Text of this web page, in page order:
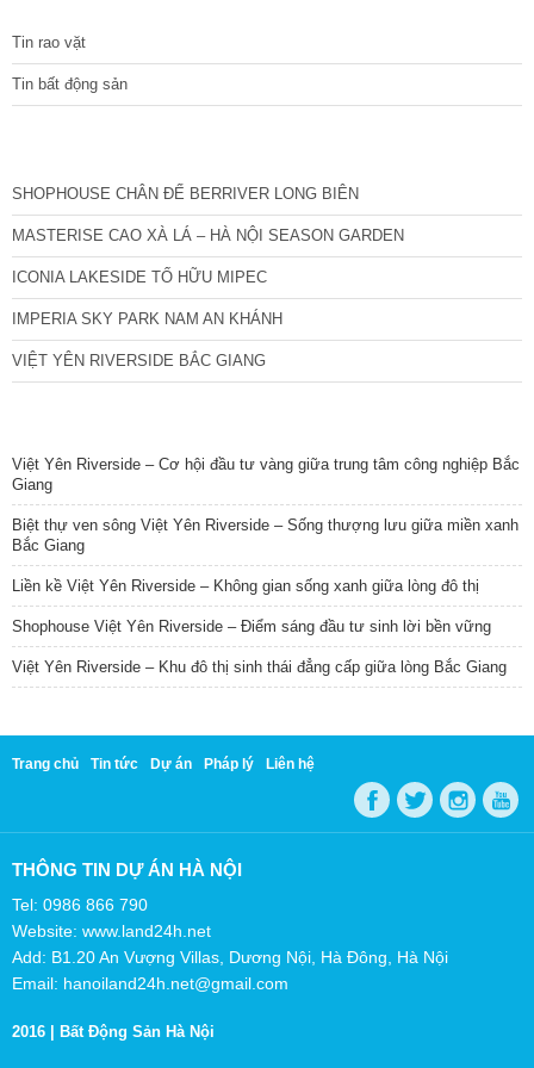
Tin rao vặt
Tin bất động sản
SHOPHOUSE CHÂN ĐẾ BERRIVER LONG BIÊN
MASTERISE CAO XÀ LÁ – HÀ NỘI SEASON GARDEN
ICONIA LAKESIDE TỐ HỮU MIPEC
IMPERIA SKY PARK NAM AN KHÁNH
VIỆT YÊN RIVERSIDE BẮC GIANG
Việt Yên Riverside – Cơ hội đầu tư vàng giữa trung tâm công nghiệp Bắc
Giang
Biệt thự ven sông Việt Yên Riverside – Sống thượng lưu giữa miền xanh
Bắc Giang
Liền kề Việt Yên Riverside – Không gian sống xanh giữa lòng đô thị
Shophouse Việt Yên Riverside – Điểm sáng đầu tư sinh lời bền vững
Việt Yên Riverside – Khu đô thị sinh thái đẳng cấp giữa lòng Bắc Giang
Trang chủ Tin tức Dự án Pháp lý Liên hệ
THÔNG TIN DỰ ÁN HÀ NỘI
Tel: 0986 866 790
Website: www.land24h.net
Add: B1.20 An Vượng Villas, Dương Nội, Hà Đông, Hà Nội
Email: hanoiland24h.net@gmail.com
2016 | Bất Động Sản Hà Nội